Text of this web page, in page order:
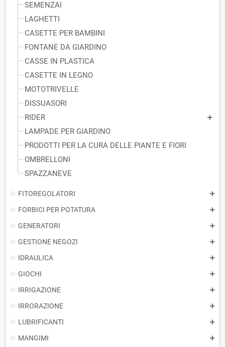
SEMENZAI
LAGHETTI
CASETTE PER BAMBINI
FONTANE DA GIARDINO
CASSE IN PLASTICA
CASETTE IN LEGNO
MOTOTRIVELLE
DISSUASORI
RIDER
LAMPADE PER GIARDINO
PRODOTTI PER LA CURA DELLE PIANTE E FIORI
OMBRELLONI
SPAZZANEVE
FITOREGOLATORI
FORBICI PER POTATURA
GENERATORI
GESTIONE NEGOZI
IDRAULICA
GIOCHI
IRRIGAZIONE
IRRORAZIONE
LUBRIFICANTI
MANGIMI